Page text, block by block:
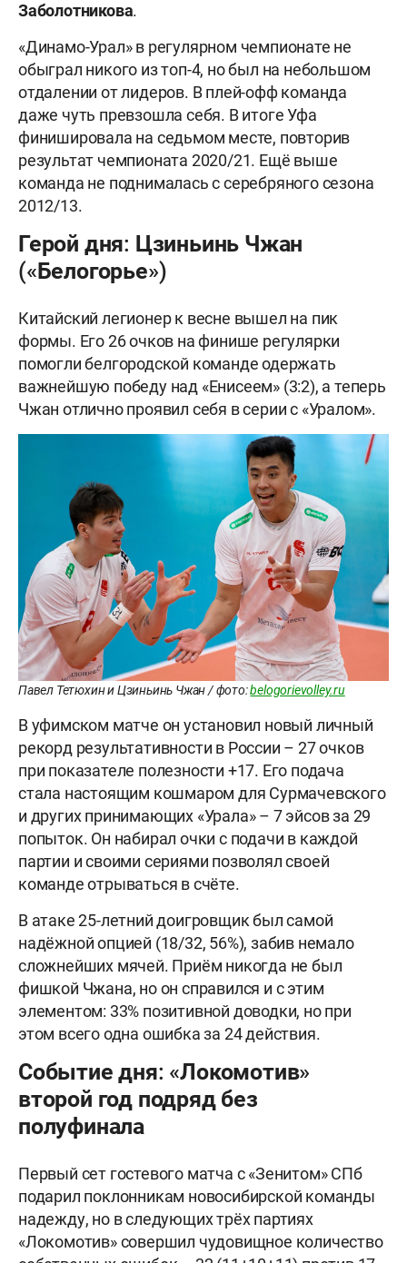
Заболотникова.
«Динамо-Урал» в регулярном чемпионате не
обыграл никого из топ-4, но был на небольшом
отдалении от лидеров. В плей-офф команда
даже чуть превзошла себя. В итоге Уфа
финишировала на седьмом месте, повторив
результат чемпионата 2020/21. Ещё выше
команда не поднималась с серебряного сезона
2012/13.
Герой дня: Цзиньинь Чжан
(«Белогорье»)
Китайский легионер к весне вышел на пик
формы. Его 26 очков на финише регулярки
помогли белгородской команде одержать
важнейшую победу над «Енисеем» (3:2), а теперь
Чжан отлично проявил себя в серии с «Уралом».
Павел Тетюхин и Цзиньинь Чжан / фото:belogorievolley.ru
В уфимском матче он установил новый личный
рекорд результативности в России – 27 очков
при показателе полезности +17. Его подача
стала настоящим кошмаром для Сурмачевского
и других принимающих «Урала» – 7 эйсов за 29
попыток. Он набирал очки с подачи в каждой
партии и своими сериями позволял своей
команде отрываться в счёте.
В атаке 25-летний доигровщик был самой
надёжной опцией (18/32, 56%), забив немало
сложнейших мячей. Приём никогда не был
фишкой Чжана, но он справился и с этим
элементом: 33% позитивной доводки, но при
этом всего одна ошибка за 24 действия.
Событие дня: «Локомотив»
второй год подряд без
полуфинала
Первый сет гостевого матча с «Зенитом» СПб
подарил поклонникам новосибирской команды
надежду, но в следующих трёх партиях
«Локомотив» совершил чудовищное количество